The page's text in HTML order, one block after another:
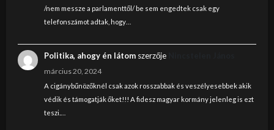
/nem messze a parlamenttől/ be sem engedtek csak egy
telefonszámot adtak, hogy…
Politika, ahogy én látomszerzője
március 20, 2024
A cigánybűnözőknél csak azok rosszabbak és veszélyesebbek akik
védik és támogatják őket!!! A fidesz magyar kormány jelenleg is ezt
teszi.…